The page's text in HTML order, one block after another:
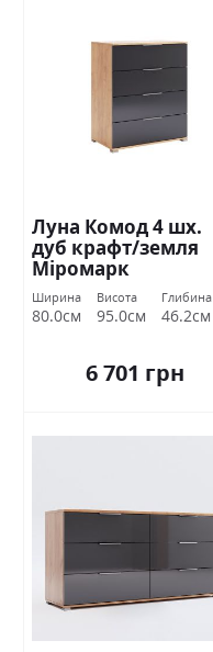
Луна Комод 4 шх.
дуб крафт/земля
Міромарк
Ширина
80.0см
Висота
95.0см
Глибина
46.2см
6 701 грн